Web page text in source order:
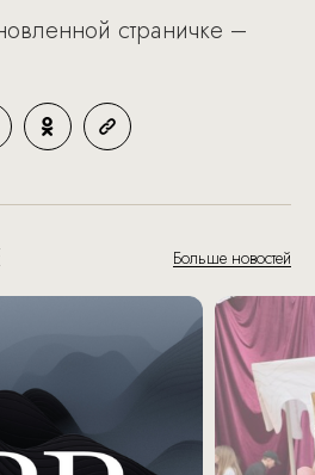
страничке –
Больше новостей